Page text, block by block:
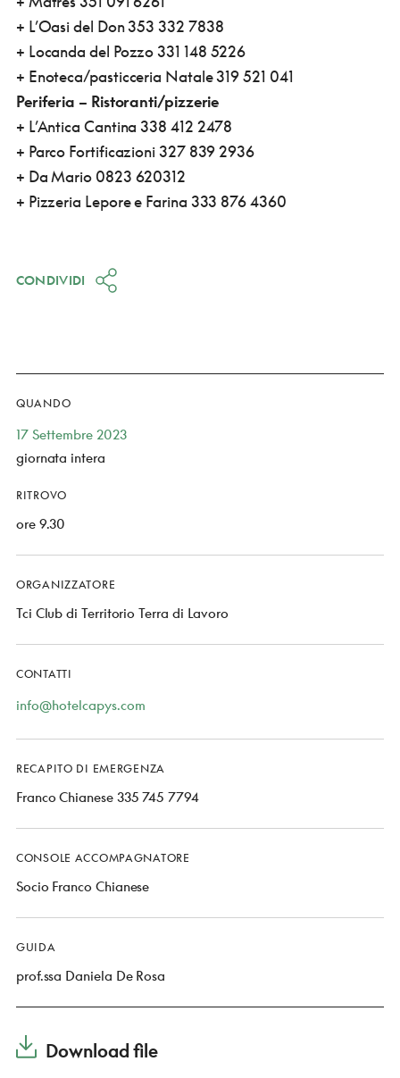
+ L’Oasi del Don 353 332 7838
+ Locanda del Pozzo 331 148 5226
+ Enoteca/pasticceria Natale 319 521 041
Periferia – Ristoranti/pizzerie
+ L’Antica Cantina 338 412 2478
+ Parco Fortificazioni 327 839 2936
+ Da Mario 0823 620312
+ Pizzeria Lepore e Farina 333 876 4360
CONDIVIDI
QUANDO
17 Settembre 2023
giornata intera
RITROVO
ore 9.30
ORGANIZZATORE
Tci Club di Territorio Terra di Lavoro
CONTATTI
info@hotelcapys.com
RECAPITO DI EMERGENZA
Franco Chianese 335 745 7794
CONSOLE ACCOMPAGNATORE
Socio Franco Chianese
GUIDA
prof.ssa Daniela De Rosa
Download file